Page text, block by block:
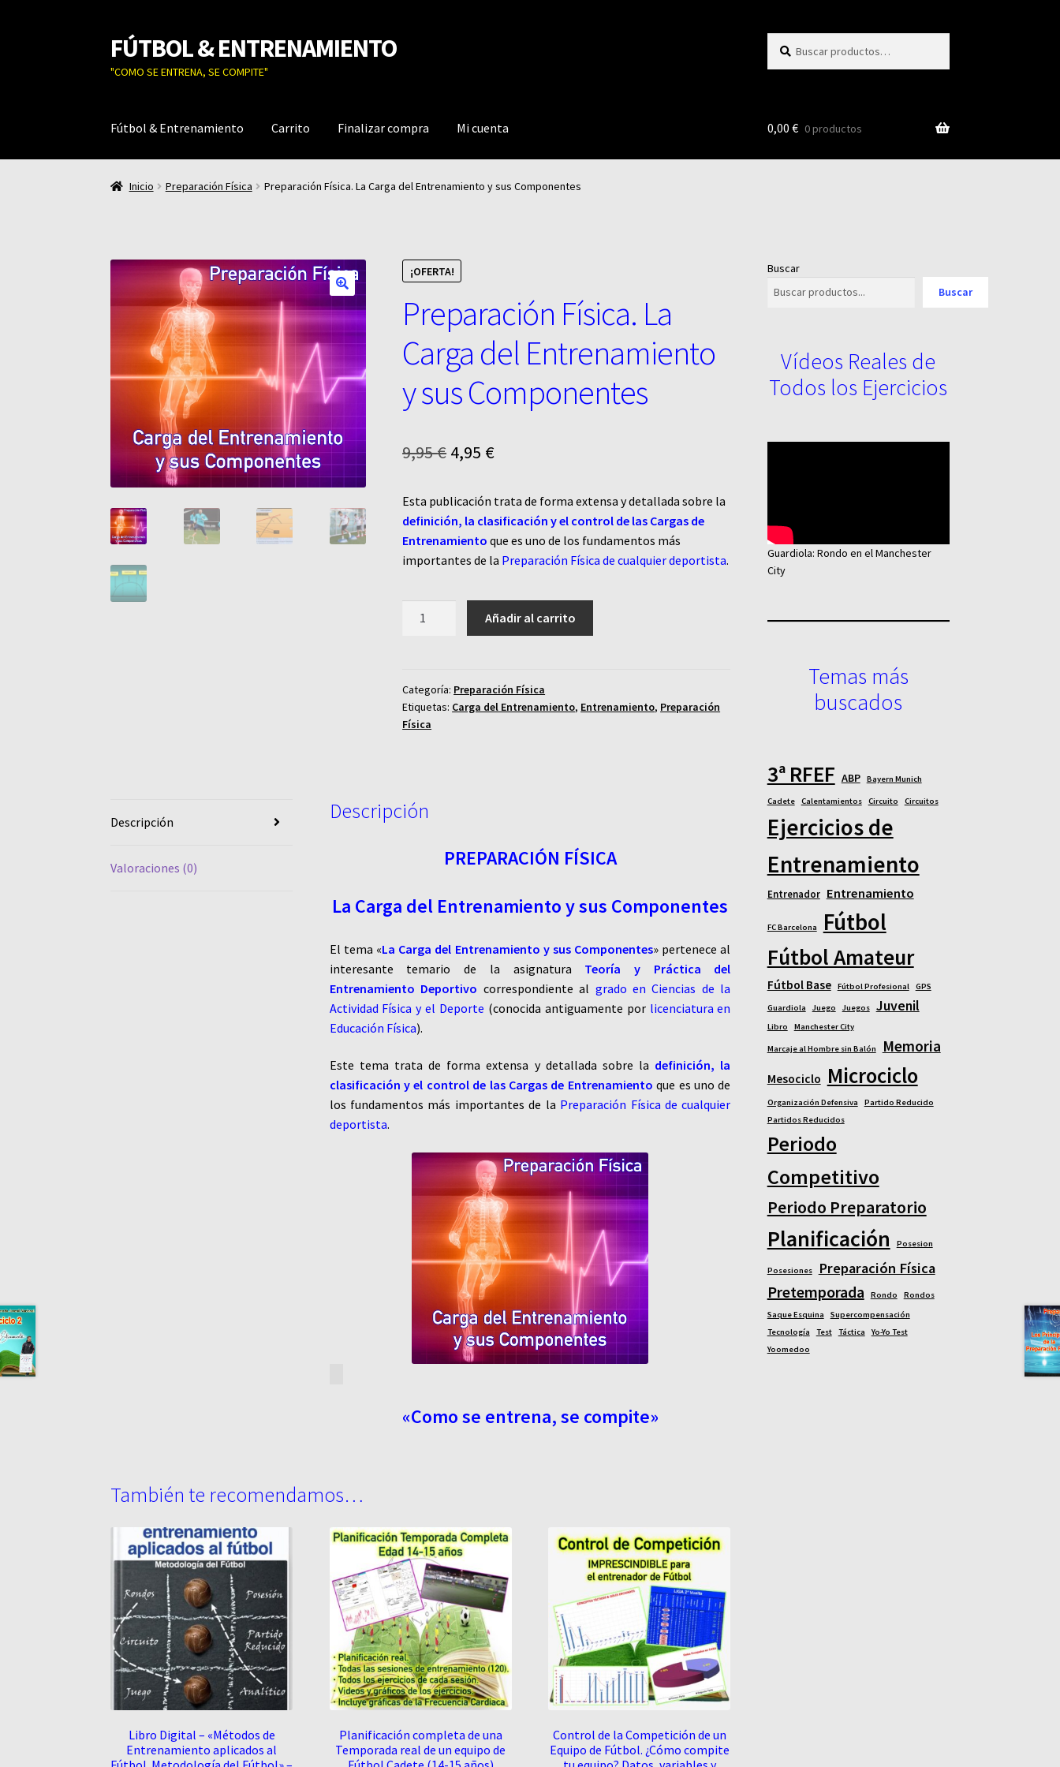
Ir
a
la
Ir
al
contenido
FÚTBOL & ENTRENAMIENTO
"COMO SE ENTRENA, SE COMPITE"
por:
Fútbol & Entrenamiento Carrito Finalizar compra Mi cuenta 0,00 € 0 productos
Inicio Preparación Física Preparación Física. La Carga del Entrenamiento y sus Componentes
¡OFERTA!
Preparación Física. La
Carga del Entrenamiento
y sus Componentes
9,95€ El
original
era:
9,95 €.
4,95 €
actual
es:
4,95 €.
Esta publicación trata de forma extensa y detallada sobre la
definición, la clasificación y el control de las Cargas de
Entrenamiento que es uno de los fundamentos más
importantes de la Preparación Física de cualquier deportista.
del
Entrenamiento
y
Añadir al carrito
Categoría: Preparación Física
Etiquetas: Carga del Entrenamiento, Entrenamiento, Preparación
Física
Descripción
Valoraciones (0)
Descripción
PREPARACIÓN FÍSICA
La Carga del Entrenamiento y sus Componentes
El tema «La Carga del Entrenamiento y sus Componentes» pertenece al
interesante temario de la asignatura Teoría y Práctica del
Entrenamiento Deportivo correspondiente al grado en Ciencias de la
Actividad Física y el Deporte (conocida antiguamente porlicenciatura en
Educación Física).
Este tema trata de forma extensa y detallada sobre la definición, la
clasificación y el control de las Cargas de Entrenamiento que es uno de
los fundamentos más importantes de la Preparación Física de cualquier
deportista.
«Como se entrena, se compite»
También te recomendamos…
Libro Digital – «Métodos de
Entrenamiento aplicados al
Planificación completa de una
Temporada real de un equipo de
Control de la Competición de un
Equipo de Fútbol. ¿Cómo compite
Buscar
Buscar
Vídeos Reales de
Todos los Ejercicios
Guardiola: Rondo en el Manchester
City
Temas más
buscados
3ª RFEF ABP Bayern Munich
Cadete Calentamientos Circuito Circuitos
Ejercicios de
Entrenamiento
Entrenador Entrenamiento
FC Barcelona Fútbol
Fútbol Amateur
Fútbol Base Fútbol Profesional GPS
Guardiola Juego Juegos Juvenil
Libro Manchester City
Marcaje al Hombre sin Balón Memoria
Mesociclo Microciclo
Organización Defensiva
Partido Reducido
Partidos Reducidos
Periodo
Competitivo
Periodo Preparatorio
Planificación Posesion
Posesiones Preparación Física
Pretemporada Rondo
Rondos
Saque Esquina
Supercompensación
Tecnología
Test Táctica
Yo-Yo Test
Yoomedoo